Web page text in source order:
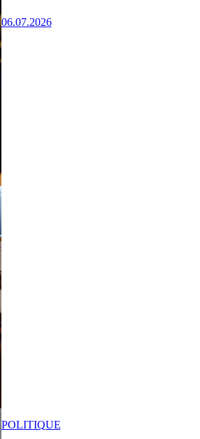
06.07.2026
POLITIQUE